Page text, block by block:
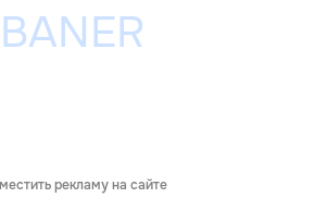
рекламу на сайте